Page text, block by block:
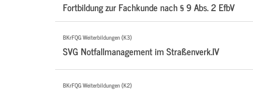
Fortbildung zur Fachkunde nach § 9 Abs. 2 EfbV
BKrFQG Weiterbildungen (K3)
SVG Notfallmanagement im Straßenverk.IV
BKrFQG Weiterbildungen (K2)